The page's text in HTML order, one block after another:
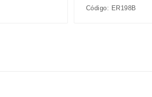
Código: ER198B